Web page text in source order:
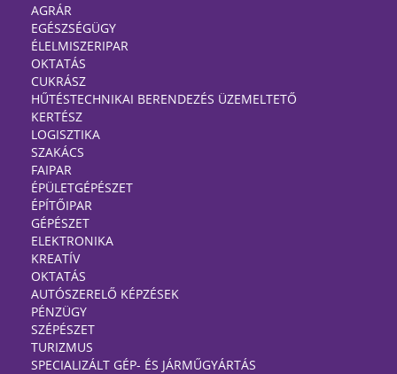
AGRÁR
EGÉSZSÉGÜGY
ÉLELMISZERIPAR
OKTATÁS
CUKRÁSZ
HŰTÉSTECHNIKAI BERENDEZÉS ÜZEMELTETŐ
KERTÉSZ
LOGISZTIKA
SZAKÁCS
FAIPAR
ÉPÜLETGÉPÉSZET
ÉPÍTŐIPAR
GÉPÉSZET
ELEKTRONIKA
KREATÍV
OKTATÁS
AUTÓSZERELŐ KÉPZÉSEK
PÉNZÜGY
SZÉPÉSZET
TURIZMUS
SPECIALIZÁLT GÉP- ÉS JÁRMŰGYÁRTÁS